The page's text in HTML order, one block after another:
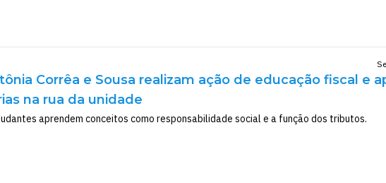
Corrêa e Sousa realizam ação de educação fiscal e
na rua da unidade
aprendem conceitos como responsabilidade social e a função dos tributos.